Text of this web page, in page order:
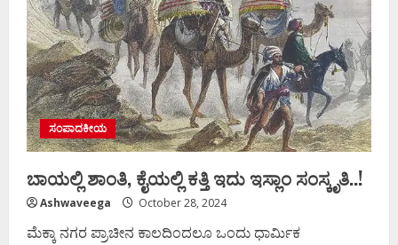
ಸಂಪಾದಕೀಯ
ಬಾಯಲ್ಲಿ ಶಾಂತಿ, ಕೈಯಲ್ಲಿ ಕತ್ತಿ ಇದು ಇಸ್ಲಾಂ ಸಂಸ್ಕೃತಿ..!
Ashwaveega October 28, 2024
ಮೆಕ್ಕಾ ನಗರ ಪ್ರಾಚೀನ ಕಾಲದಿಂದಲೂ ಒಂದು ಧಾರ್ಮಿಕ